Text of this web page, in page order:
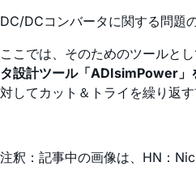
DC/DCコンバータに関する問題
ここでは、そのためのツールと
タ設計ツール「ADIsimPower」
対してカット＆トライを繰り返
注釈：記事中の画像は、HN：